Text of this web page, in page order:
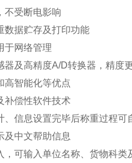
不受断电影响
数据贮存及打印功能
于网络管理
器及高精度A/D转换器，精度
高智能化等优点
补偿性软件技术
、信息设置完毕后称重过程可
及中文帮助信息
，可输入单位名称、货物科类